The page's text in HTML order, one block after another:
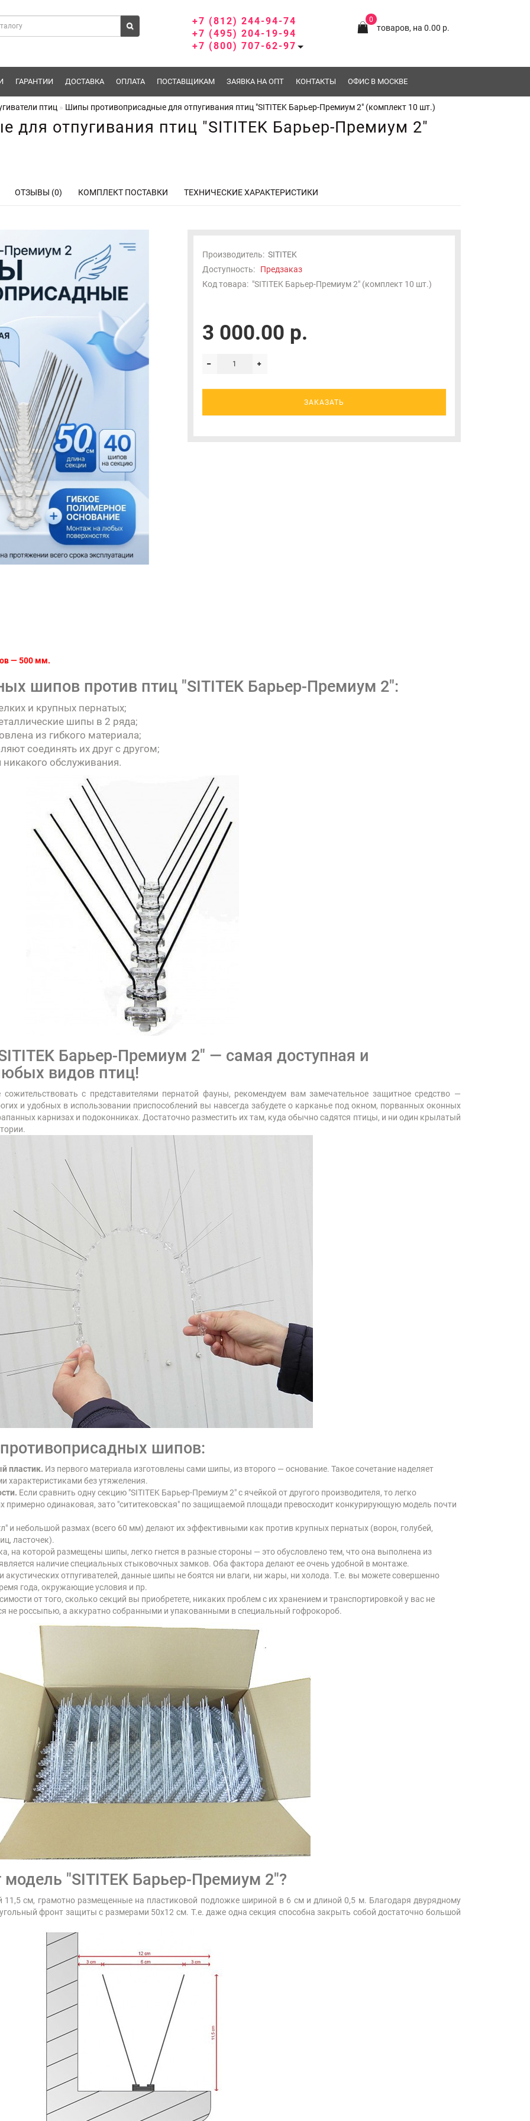
0
товаров, на 0.00 р.
+7 (812) 244-94-74
+7 (495) 204-19-94
+7 (800) 707-62-97
ГАРАНТИИ ДОСТАВКА ОПЛАТА ПОСТАВЩИКАМ ЗАЯВКА НА ОПТ КОНТАКТЫ ОФИС В МОСКВЕ
птиц Шипы противоприсадные для отпугивания птиц "SITITEK Барьер-Премиум 2" (комплект 10 шт.)
для отпугивания птиц "SITITEK Барьер-Премиум 2"
ОТЗЫВЫ (0) КОМПЛЕКТ ПОСТАВКИ ТЕХНИЧЕСКИЕ ХАРАКТЕРИСТИКИ
Производитель: SITITEK
Доступность: Предзаказ
Код товара: "SITITEK Барьер-Премиум 2" (комплект 10 шт.)
3 000.00 р.
ЗАКАЗАТЬ
— 500 мм.
шипов против птиц "SITITEK Барьер-Премиум 2":
и крупных пернатых;
шипы в 2 ряда;
из гибкого материала;
соединять их друг с другом;
обслуживания.
Барьер-Премиум 2" — самая доступная и
видов птиц!
с представителями пернатой фауны, рекомендуем вам замечательное защитное средство —
и удобных в использовании приспособлений вы навсегда забудете о карканье под окном, порванных оконных
карнизах и подоконниках. Достаточно разместить их там, куда обычно садятся птицы, и ни один крылатый
шипов:
пластик. Из первого материала изготовлены сами шипы, из второго — основание. Такое сочетание наделяет
характеристиками без утяжеления.
Если сравнить одну секцию "SITITEK Барьер-Премиум 2" с ячейкой от другого производителя, то легко
примерно одинаковая, зато "сититековская" по защищаемой площади превосходит конкурирующую модель почти
и небольшой размах (всего 60 мм) делают их эффективными как против крупных пернатых (ворон, голубей,
ласточек).
на которой размещены шипы, легко гнется в разные стороны — это обусловлено тем, что она выполнена из
наличие специальных стыковочных замков. Оба фактора делают ее очень удобной в монтаже.
акустических отпугивателей, данные шипы не боятся ни влаги, ни жары, ни холода. Т.е. вы можете совершенно
года, окружающие условия и пр.
от того, сколько секций вы приобретете, никаких проблем с их хранением и транспортировкой у вас не
не россыпью, а аккуратно собранными и упакованными в специальный гофрокороб.
модель "SITITEK Барьер-Премиум 2"?
11,5 см, грамотно размещенные на пластиковой подложке шириной в 6 см и длиной 0,5 м. Благодаря двурядному
фронт защиты с размерами 50х12 см. Т.е. даже одна секция способна закрыть собой достаточно большой